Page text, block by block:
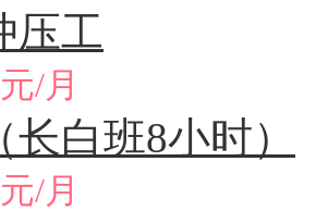
压工
/月
白班8小时）
/月